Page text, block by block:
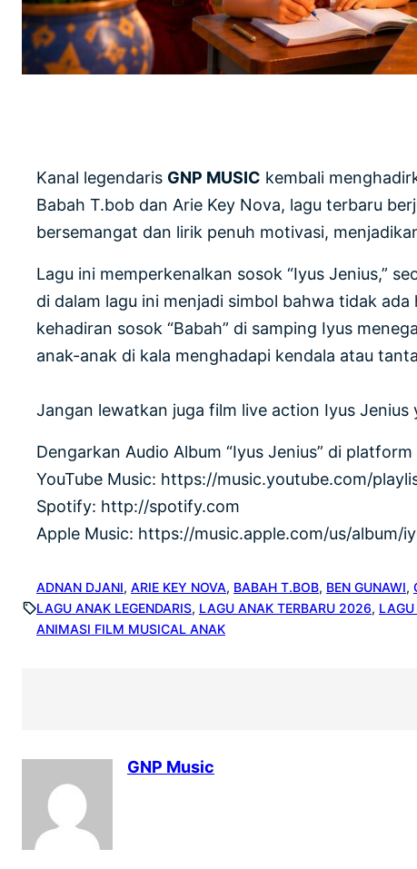
Kanal legendaris GNP MUSIC kembali
Babah T.bob dan Arie Key Nova, lagu terbaru
bersemangat dan lirik penuh motivasi,
Lagu ini memperkenalkan sosok “Iyus Jenius,”
di dalam lagu ini menjadi simbol bahwa tidak
kehadiran sosok “Babah” di samping Iyus
anak-anak di kala menghadapi kendala atau
Jangan lewatkan juga film live action Iyus
Dengarkan Audio Album “Iyus Jenius” di
YouTube Music: https://music.youtube.com/
Spotify: http://spotify.com
Apple Music: https://music.apple.com/us/
ADNAN DJANI, ARIE KEY NOVA, BABAH T.BOB, BEN GUNAWI,
LAGU ANAK LEGENDARIS, LAGU ANAK TERBARU 2026,
ANIMASI FILM MUSICAL ANAK
GNP Music